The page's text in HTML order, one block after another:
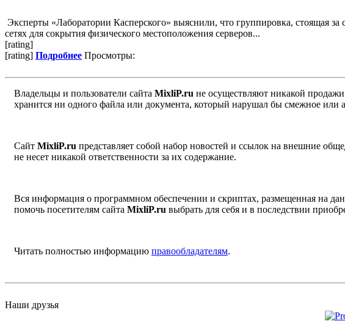
Эксперты «Лаборатории Касперского» выяснили, что группировка, стоящая
сетях для сокрытия физического местоположения серверов...
[rating]
[rating] Подробнее Просмотры:
Владельцы и пользователи сайта MixliP.ru не осуществляют никакой
хранится ни одного файла или документа, который нарушал бы смежное или
Сайт MixliP.ru представляет собой набор новостей и ссылок на внешние
не несет никакой ответственности за их содержание.
Вся информация о программном обеспечении и скриптах, размещенная на
помочь посетителям сайта MixliP.ru выбрать для себя и в последствии
Читать полностью информацию правообладателям.
Наши друзья